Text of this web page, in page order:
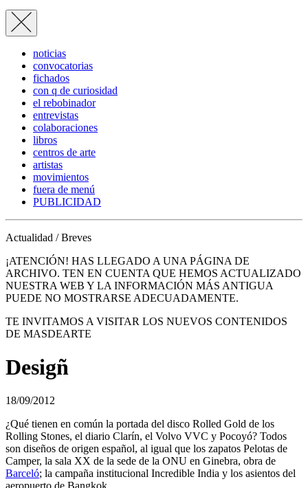
noticias
convocatorias
fichados
con q de curiosidad
el rebobinador
entrevistas
colaboraciones
libros
centros de arte
artistas
movimientos
fuera de menú
PUBLICIDAD
Actualidad / Breves
¡ATENCIÓN! HAS LLEGADO A UNA PÁGINA DE
ARCHIVO. TEN EN CUENTA QUE HEMOS ACTUALIZADO
NUESTRA WEB Y LA INFORMACIÓN MÁS ANTIGUA
PUEDE NO MOSTRARSE ADECUADAMENTE.
TE INVITAMOS A VISITAR LOS NUEVOS CONTENIDOS
DE MASDEARTE
Desigñ
18/09/2012
¿Qué tienen en común la portada del disco Rolled Gold de los
Rolling Stones, el diario Clarín, el Volvo VVC y Pocoyó? Todos
son diseños de origen español, al igual que los zapatos Pelotas de
Camper, la sala XX de la sede de la ONU en Ginebra, obra de
Barceló; la campaña institucional Incredible India y los asientos del